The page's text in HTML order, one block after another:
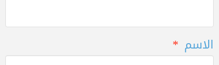
الاسم *